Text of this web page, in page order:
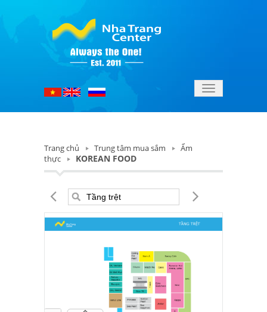
Toggle
navigation
Trang chủ Trung tâm mua sắm
Ẩm
thực
KOREAN FOOD